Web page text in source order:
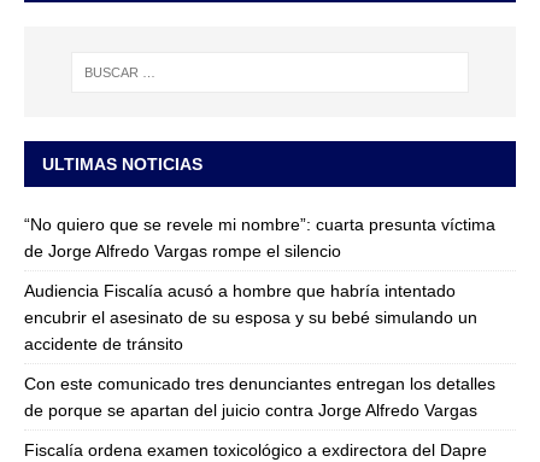
ULTIMAS NOTICIAS
“No quiero que se revele mi nombre”: cuarta presunta víctima
de Jorge Alfredo Vargas rompe el silencio
Audiencia Fiscalía acusó a hombre que habría intentado
encubrir el asesinato de su esposa y su bebé simulando un
accidente de tránsito
Con este comunicado tres denunciantes entregan los detalles
de porque se apartan del juicio contra Jorge Alfredo Vargas
Fiscalía ordena examen toxicológico a exdirectora del Dapre